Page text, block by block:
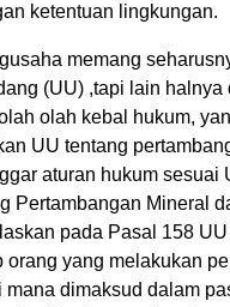
ketentuan lingkungan.
memang
(UU) ,tapi lain halnya
olah kebal hukum,
UU tentang
aturan hukum sesuai
Pertambangan Mineral
pada Pasal 158
orang yang melakukan
mana dimaksud dalam